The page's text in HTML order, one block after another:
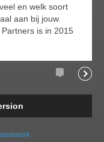
en welk soort
aan bij jouw
is in 2015
Comments